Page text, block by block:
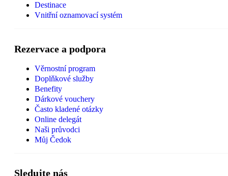
Destinace
Vnitřní oznamovací systém
Rezervace a podpora
Věrnostní program
Doplňkové služby
Benefity
Dárkové vouchery
Často kladené otázky
Online delegát
Naši průvodci
Můj Čedok
Sledujte nás